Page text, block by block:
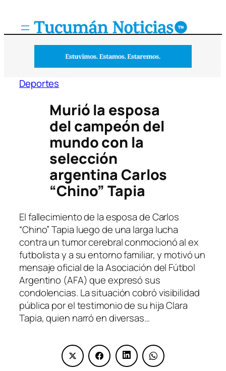
Deportes
Murió la esposa
del campeón del
mundo con la
selección
argentina Carlos
“Chino” Tapia
El fallecimiento de la esposa de Carlos
“Chino” Tapia luego de una larga lucha
contra un tumor cerebral conmocionó al ex
futbolista y a su entorno familiar, y motivó un
mensaje oficial de la Asociación del Fútbol
Argentino (AFA) que expresó sus
condolencias. La situación cobró visibilidad
pública por el testimonio de su hija Clara
Tapia, quien narró en diversas…